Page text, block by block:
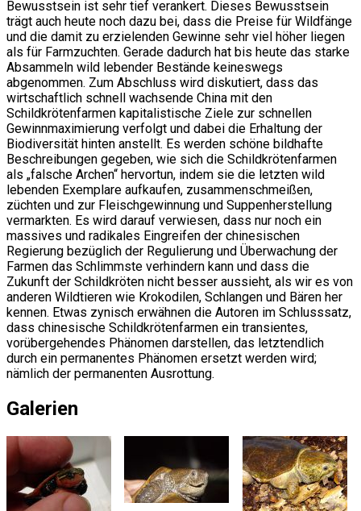
Bewusstsein ist sehr tief verankert. Dieses Bewusstsein
trägt auch heute noch dazu bei, dass die Preise für Wildfänge
und die damit zu erzielenden Gewinne sehr viel höher liegen
als für Farmzuchten. Gerade dadurch hat bis heute das starke
Absammeln wild lebender Bestände keineswegs
abgenommen. Zum Abschluss wird diskutiert, dass das
wirtschaftlich schnell wachsende China mit den
Schildkrötenfarmen kapitalistische Ziele zur schnellen
Gewinnmaximierung verfolgt und dabei die Erhaltung der
Biodiversität hinten anstellt. Es werden schöne bildhafte
Beschreibungen gegeben, wie sich die Schildkrötenfarmen
als „falsche Archen“ hervortun, indem sie die letzten wild
lebenden Exemplare aufkaufen, zusammenschmeißen,
züchten und zur Fleischgewinnung und Suppenherstellung
vermarkten. Es wird darauf verwiesen, dass nur noch ein
massives und radikales Eingreifen der chinesischen
Regierung bezüglich der Regulierung und Überwachung der
Farmen das Schlimmste verhindern kann und dass die
Zukunft der Schildkröten nicht besser aussieht, als wir es von
anderen Wildtieren wie Krokodilen, Schlangen und Bären her
kennen. Etwas zynisch erwähnen die Autoren im Schlusssatz,
dass chinesische Schildkrötenfarmen ein transientes,
vorübergehendes Phänomen darstellen, das letztendlich
durch ein permanentes Phänomen ersetzt werden wird;
nämlich der permanenten Ausrottung.
Galerien